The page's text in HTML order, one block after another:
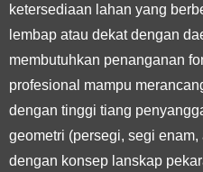
ketersediaan lahan yang
lembap atau dekat dengan
membutuhkan penanganan
profesional mampu
dengan tinggi tiang
geometri (persegi, segi
dengan konsep lanskap